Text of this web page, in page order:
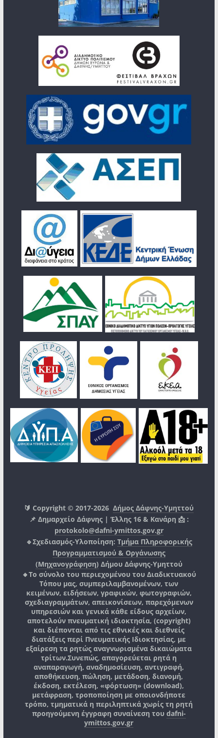
🔰 Copyright © 2017-2026Δήμος Δάφνης-Υμηττού
📌 Δημαρχείο Δάφνης | Έλλης 16 & Κανάρη 📩 :
protokolo@dafni-ymittos.gov.gr
🔹Σχεδιασμός-Υλοποίηση: Τμήμα Πληροφορικής
Προγραμματισμού & Οργάνωσης
(Μηχανογράφηση) Δήμου Δάφνης-Υμηττού
🔸Το σύνολο του περιεχομένου του Διαδικτυακού
Τόπου μας, συμπεριλαμβανομένων, των
κειμένων, ειδήσεων, γραφικών, φωτογραφιών,
σχεδιαγραμμάτων, απεικονίσεων, παρεχόμενων
υπηρεσιών και γενικά κάθε είδους αρχείων,
αποτελούν πνευματική ιδιοκτησία, (copyright)
και διέπονται από τις εθνικές και διεθνείς
διατάξεις περί Πνευματικής Ιδιοκτησίας, με
εξαίρεση τα ρητώς αναγνωρισμένα δικαιώματα
τρίτων.Συνεπώς, απαγορεύεται ρητά η
αναπαραγωγή, αναδημοσίευση, αντιγραφή,
αποθήκευση, πώληση, μετάδοση, διανομή,
έκδοση, εκτέλεση, «φόρτωση» (download),
μετάφραση, τροποποίηση με οποιονδήποτε
τρόπο, τμηματικά η περιληπτικά χωρίς τη ρητή
προηγούμενη έγγραφη συναίνεση του dafni-
ymittos.gov.gr